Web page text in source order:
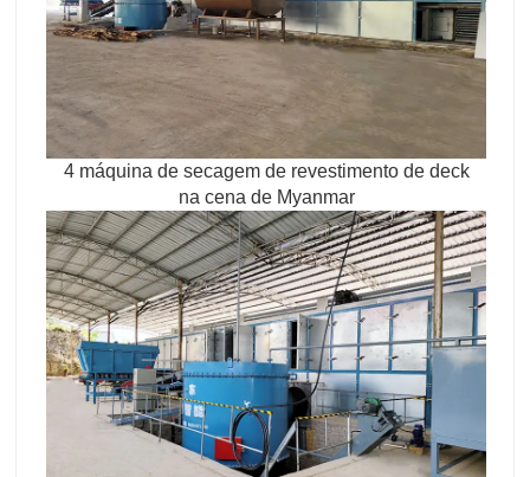
4 máquina de secagem de revestimento de deck
na cena de Myanmar